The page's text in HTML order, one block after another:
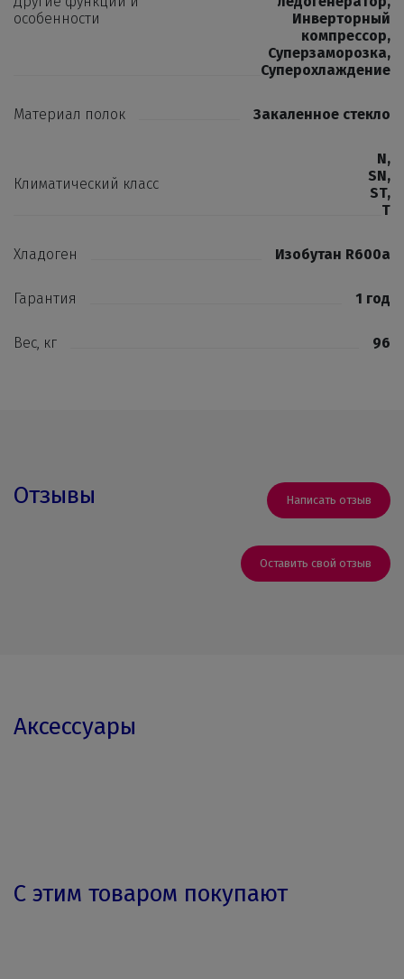
особенности
Инверторный
компрессор,
Суперзаморозка,
Суперохлаждение
Материал полок Закаленное стекло
Климатический класс
N,
SN,
ST,
T
Хладоген Изобутан R600a
Гарантия 1 год
Вес, кг 96
Отзывы Написать отзыв
Оставить свой отзыв
Аксессуары
С этим товаром покупают